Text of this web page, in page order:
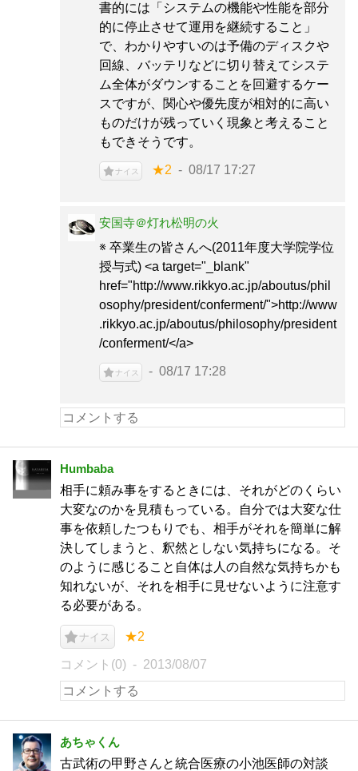
書的には「システムの機能や性能を部分
的に停止させて運用を継続すること」
で、わかりやすいのは予備のディスクや
回線、バッテリなどに切り替えてシステ
ム全体がダウンすることを回避するケー
スですが、関心や優先度が相対的に高い
ものだけが残っていく現象と考えること
もできそうです。
ナイス ★2 08/17 17:27
安国寺＠灯れ松明の火
※ 卒業生の皆さんへ(2011年度大学院学位
授与式) <a target="_blank"
href="http://www.rikkyo.ac.jp/aboutus/phil
osophy/president/conferment/">http://www
.rikkyo.ac.jp/aboutus/philosophy/president
/conferment/</a>
ナイス 08/17 17:28
Humbaba
相手に頼み事をするときには、それがどのくらい
大変なのかを見積もっている。自分では大変な仕
事を依頼したつもりでも、相手がそれを簡単に解
決してしまうと、釈然としない気持ちになる。そ
のように感じること自体は人の自然な気持ちかも
知れないが、それを相手に見せないように注意す
る必要がある。
ナイス ★2
コメント(0) 2013/08/07
あちゃくん
古武術の甲野さんと統合医療の小池医師の対談